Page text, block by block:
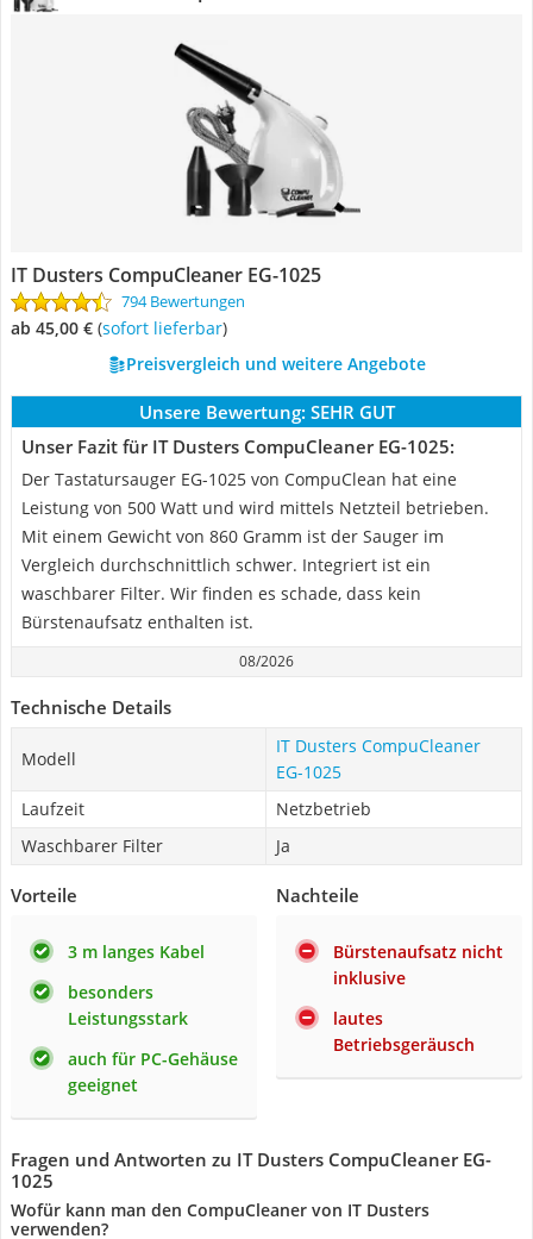
IT Dusters CompuCleaner EG-1025
794 Bewertungen
ab 45,00 € ( Sofort lieferbar)
Preisvergleich und weitere Angebote
Unsere Bewertung: SEHR GUT
Unser Fazit für IT Dusters CompuCleaner EG-1025:
Der Tastatursauger EG-1025 von CompuClean hat eine
Leistung von 500 Watt und wird mittels Netzteil betrieben.
Mit einem Gewicht von 860 Gramm ist der Sauger im
Vergleich durchschnittlich schwer. Integriert ist ein
waschbarer Filter. Wir finden es schade, dass kein
Bürstenaufsatz enthalten ist.
08/2026
Technische Details
Modell
IT Dusters CompuCleaner
EG-1025
Laufzeit
Netzbetrieb
Waschbarer Filter
Ja
Vorteile
3 m langes Kabel
besonders
Leistungsstark
auch für PC-Gehäuse
geeignet
Nachteile
Bürstenaufsatz nicht
inklusive
lautes
Betriebsgeräusch
Fragen und Antworten zu IT Dusters CompuCleaner EG-
1025
Wofür kann man den CompuCleaner von IT Dusters
verwenden?